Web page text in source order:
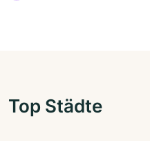
Top Städte